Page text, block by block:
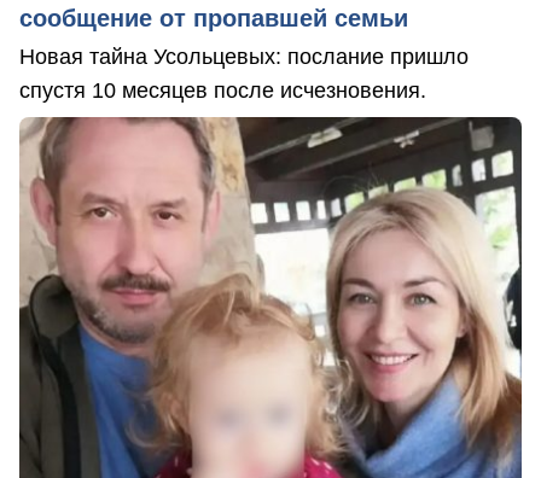
сообщение от пропавшей семьи
Новая тайна Усольцевых: послание пришло
спустя 10 месяцев после исчезновения.